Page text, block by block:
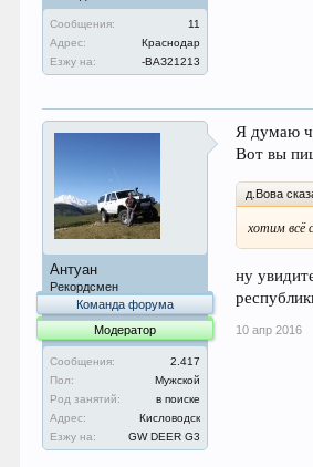
Сообщения:
11
Адрес:
Краснодар
Езжу на:
-ВАЗ21213
Антуан
Рекордсмен
Команда форума
Модератор
Сообщения:
2.417
Пол:
Мужской
Род занятий:
в поиске
Адрес:
Кисловодск
Езжу на:
GW DEER G3
Я думаю
Вот вы
д.Вова
хотим всё
ну
10 апр 2016